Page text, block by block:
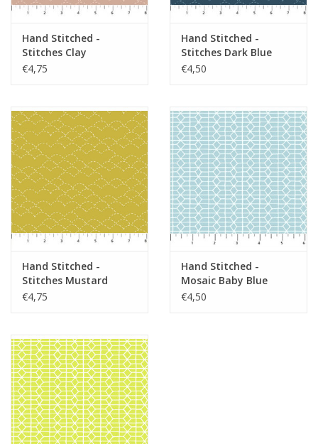
Hand Stitched -
Stitches Clay
€4,75
Hand Stitched -
Stitches Dark Blue
€4,50
Hand Stitched -
Stitches Mustard
€4,75
Hand Stitched -
Mosaic Baby Blue
€4,50